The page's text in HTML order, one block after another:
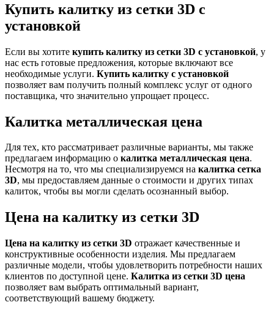
Купить калитку из сетки 3D с
установкой
Если вы хотите купить калитку из сетки 3D с установкой, у
нас есть готовые предложения, которые включают все
необходимые услуги. Купить калитку с установкой
позволяет вам получить полный комплекс услуг от одного
поставщика, что значительно упрощает процесс.
Калитка металлическая цена
Для тех, кто рассматривает различные варианты, мы также
предлагаем информацию о калитка металлическая цена.
Несмотря на то, что мы специализируемся на калитка сетка
3D, мы предоставляем данные о стоимости и других типах
калиток, чтобы вы могли сделать осознанный выбор.
Цена на калитку из сетки 3D
Цена на калитку из сетки 3D отражает качественные и
конструктивные особенности изделия. Мы предлагаем
различные модели, чтобы удовлетворить потребности наших
клиентов по доступной цене. Калитка из сетки 3D цена
позволяет вам выбрать оптимальный вариант,
соответствующий вашему бюджету.